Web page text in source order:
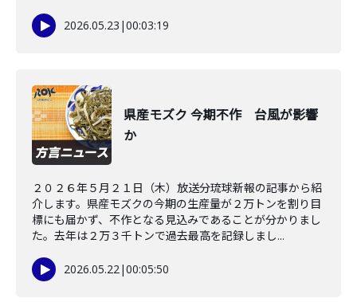
2026.05.23 |00:03:19
県産モズク 今期不作 台風が影響
か
２０２６年５月２１日（木）放送分琉球新報の記事から紹
介します。県産モズクの今期の生産量が２万トンを割り目
標にも届かず、不作となる見込みであることが分かりまし
た。去年は２万３千トンで過去最高を記録しまし...
2026.05.22|00:05:50